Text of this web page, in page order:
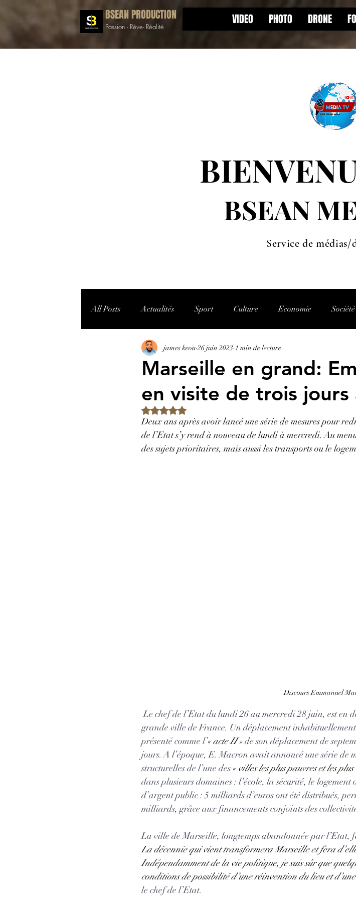
Passion - Rêve- Réalité
BSEAN PRODUCTION VIDEO PHOTO DRONE
BSEAN
Service de médias/
All Posts Actualités Sport Culture Economie Société
Marseille en grand:
en visite de trois jours
james keou 26 juin 2023 1 min de lecture
Noté NaN étoiles sur 5.
Deux ans après avoir lancé une série de mesures pour
de l’Etat s’y rend à nouveau de lundi à mercredi. Au
des sujets prioritaires, mais aussi les transports ou le
Discours Emmanuel
Le chef de l’Etat du lundi 26 au mercredi 28 juin, est en déplacement dans la deuxième plus
grande ville de France. Un déplacement
présenté comme l’« acte II » de son déplacement de
jours. A l’époque, E. Macron avait annoncé une série de
structurelles de l’une des « villes les plus pauvres et les
dans plusieurs domaines : l’école, la sécurité, le
d’argent public : 5 milliards d’euros ont été distribués,
milliards, grâce aux financements conjoints des
La ville de Marseille, longtemps abandonnée par l’Etat,
La décennie qui vient transformera Marseille et fera
Indépendamment de la vie politique, je suis sûr que
conditions de possibilité d’une réinvention du lieu et
le chef de l’Etat.